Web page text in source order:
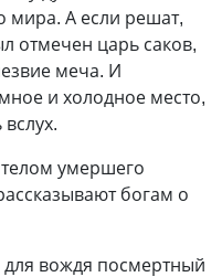
мира. А если решат,
отмечен царь саков,
меча. И
и холодное место,
умершего
богам о
для вождя посмертный